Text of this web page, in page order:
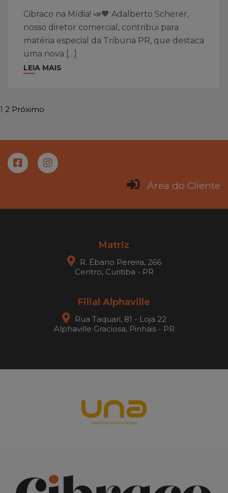
Cibraco na Mídia! 📣🧡 Adalberto Scherer,
nosso diretor comercial, contribui para
matéria especial da Tribuna PR, que destaca
uma nova […]
LEIA MAIS
1 2 Próximo
Área do Cliente
Matriz
R. Ébano Pereira, 266
Centro, Curitiba - PR
Filial Alphaville
Rua Taquari, 81 - Loja 22
Alphaville Graciosa, Pinhais - PR